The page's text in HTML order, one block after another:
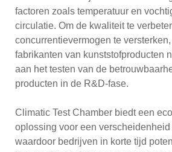
factoren zoals temperatuur en
circulatie. Om de kwaliteit te
concurrentievermogen te
fabrikanten van kunststofproducten
aan het testen van de
producten in de R&D-fase.
Climatic Test Chamber biedt een
oplossing voor een
waardoor bedrijven in korte tijd